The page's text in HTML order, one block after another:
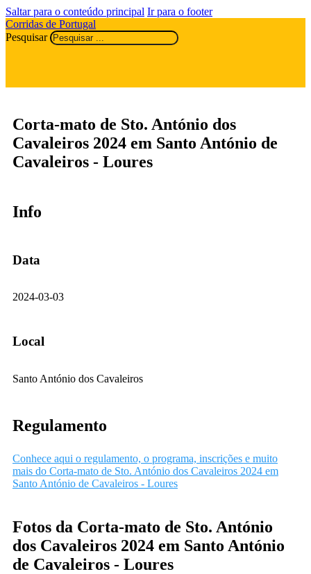
Saltar para o conteúdo principal Ir para o footer
Corridas de Portugal
Pesquisar
Corta-mato de Sto. António dos
Cavaleiros 2024 em Santo António de
Cavaleiros - Loures
Info
Data
2024-03-03
Local
Santo António dos Cavaleiros
Regulamento
Conhece aqui o regulamento, o programa, inscrições e muito
mais do Corta-mato de Sto. António dos Cavaleiros 2024 em
Santo António de Cavaleiros - Loures
Fotos da Corta-mato de Sto. António
dos Cavaleiros 2024 em Santo António
de Cavaleiros - Loures